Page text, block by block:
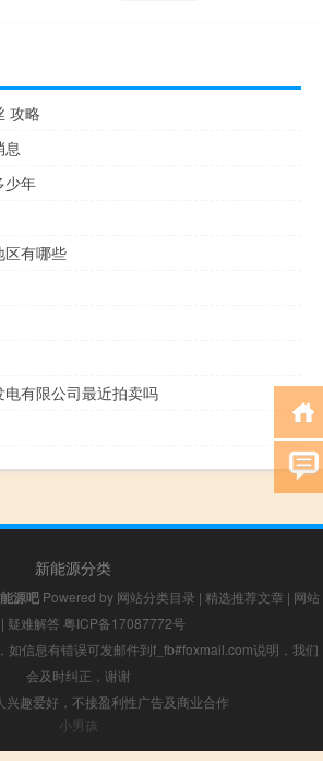
攻略
少年
区有哪些
有限公司最近拍卖吗
新能源分类
源吧 Powered by 网站分类目录 | 精选推荐文章 | 网站
| 疑难解答 粤ICP备17087772号
如信息有错误可发邮件到f_fb#foxmail.com说明，我们
会及时纠正，谢谢
兴趣爱好，不接盈利性广告及商业合作
小男孩